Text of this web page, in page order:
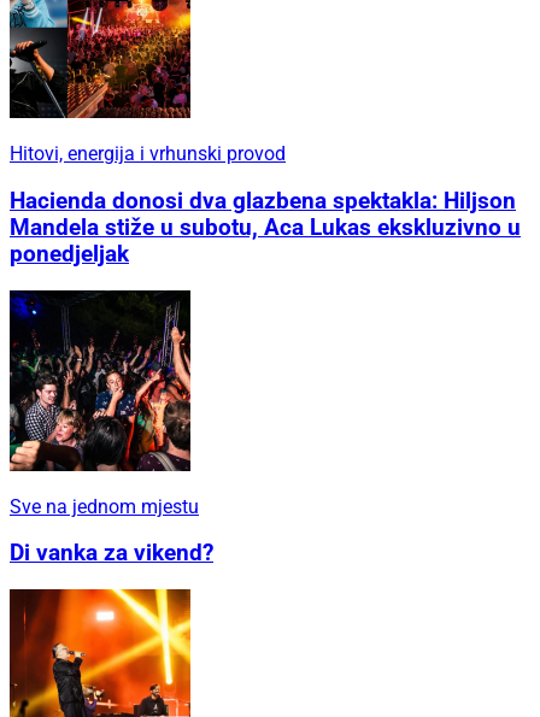
Hitovi, energija i vrhunski provod
Hacienda donosi dva glazbena spektakla: Hiljson
Mandela stiže u subotu, Aca Lukas ekskluzivno u
ponedjeljak
Sve na jednom mjestu
Di vanka za vikend?